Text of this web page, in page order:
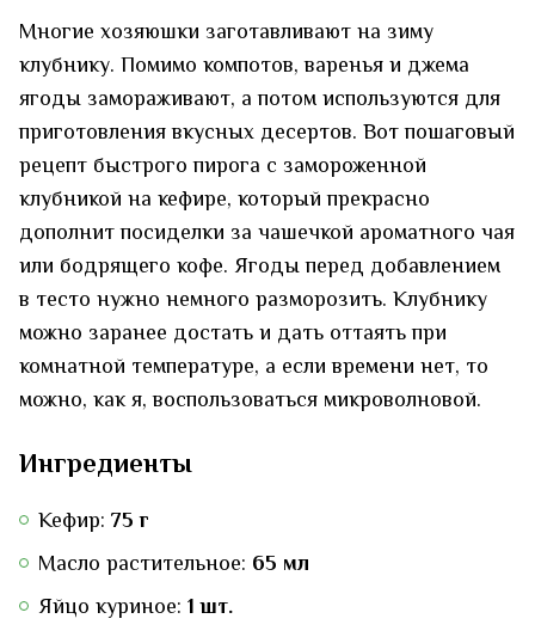
Многие хозяюшки заготавливают на зиму
клубнику. Помимо компотов, варенья и джема
ягоды замораживают, а потом используются для
приготовления вкусных десертов. Вот пошаговый
рецепт быстрого пирога с замороженной
клубникой на кефире, который прекрасно
дополнит посиделки за чашечкой ароматного чая
или бодрящего кофе. Ягоды перед добавлением
в тесто нужно немного разморозить. Клубнику
можно заранее достать и дать оттаять при
комнатной температуре, а если времени нет, то
можно, как я, воспользоваться микроволновой.
Ингредиенты
Кефир: 75 г
Масло растительное: 65 мл
Яйцо куриное: 1 шт.